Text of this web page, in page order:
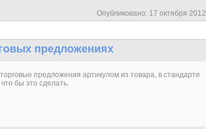
Опубликовано: 17 октября 2012
предложениях
предложения артикулом из товара, в стандарте
бы это сделать.